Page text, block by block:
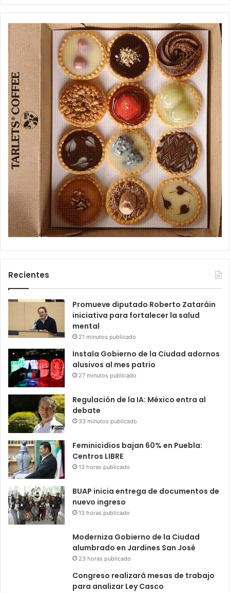
Recientes
Promueve diputado Roberto Zataráin
iniciativa para fortalecer la salud
mental
21 minutos publicado
Instala Gobierno de la Ciudad adornos
alusivos al mes patrio
27 minutos publicado
Regulación de la IA: México entra al
debate
33 minutos publicado
Feminicidios bajan 60% en Puebla:
Centros LIBRE
13 horas publicado
BUAP inicia entrega de documentos de
nuevo ingreso
13 horas publicado
Moderniza Gobierno de la Ciudad
alumbrado en Jardines San José
23 horas publicado
Congreso realizará mesas de trabajo
para analizar Ley Casco